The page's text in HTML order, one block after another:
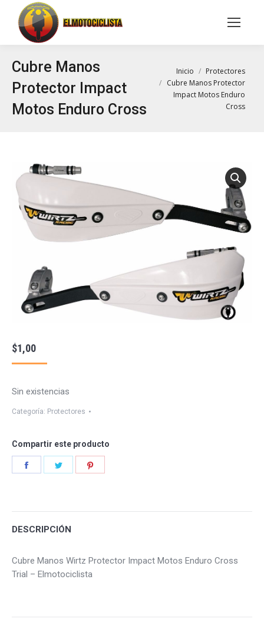
Buscar:
Cubre Manos
Protector Impact
Motos Enduro Cross
Estás aquí:
Inicio
Protectores
Cubre Manos Protector
Impact Motos Enduro
Cross
$1,00
Sin existencias
Categoría: Protectores
Compartir este producto
DESCRIPCIÓN
Cubre Manos Wirtz Protector Impact Motos Enduro Cross
Trial – Elmotociclista